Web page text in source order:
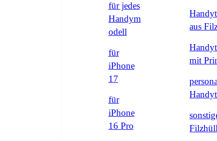
für jedes
Handym
odell
für
iPhone
17
für
iPhone
16 Pro
aus
mit